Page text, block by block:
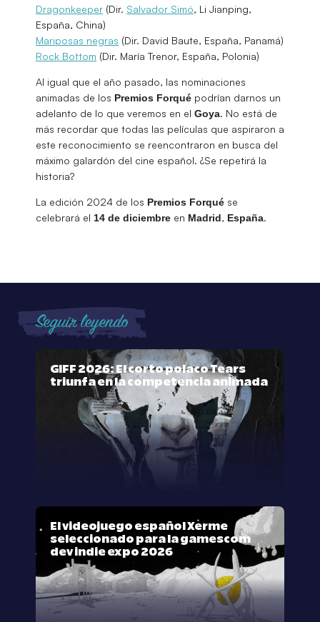
Dragonkeeper (Dir. Salvador Simó, Li Jianping,
España, China)
Mariposas negras (Dir. David Baute, España, Panamá)
Rock Bottom (Dir. María Trenor, España, Polonia)
Al igual que el año pasado, las nominaciones
animadas de los Premios Forqué podrían darnos un
adelanto de lo que veremos en el Goya. No está de
más recordar que todas las películas que aspiraron a
este reconocimiento se reencontraron en busca del
máximo galardón del cine español. ¿Se repetirá la
historia?
La edición 2024 de los Premios Forqué se
celebrará el 14 de diciembre en Madrid, España.
Seguir leyendo
GIFF 2026: El corto polaco Tears
triunfa en la competencia animada
El videojuego español Xerme
seleccionado para la gamescom
dev indie expo 2026